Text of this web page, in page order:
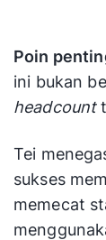
Poin
ini bukan
headcount
Tei
sukses
memecat